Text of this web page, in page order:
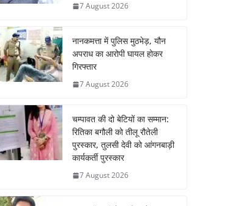
7 August 2026
नानकमत्ता में पुलिस मुठभेड़, यौन
अपराध का आरोपी घायल होकर
गिरफ्तार
7 August 2026
चम्पावत की दो बेटियों का सम्मान:
रितिका बगौली को तीलू रौतेली
पुरस्कार, तुलसी देवी को आंगनबाड़ी
कार्यकर्ती पुरस्कार
7 August 2026